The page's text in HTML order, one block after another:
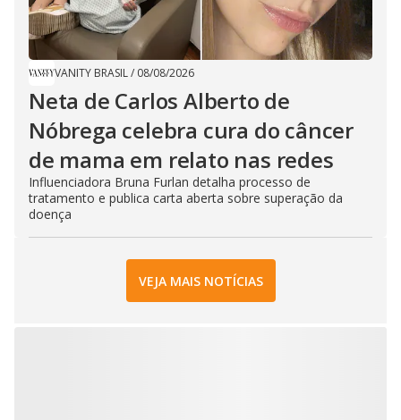
VANITY BRASIL/ 08/08/2026
Neta de Carlos Alberto de
Nóbrega celebra cura do câncer
de mama em relato nas redes
Influenciadora Bruna Furlan detalha processo de
tratamento e publica carta aberta sobre superação da
doença
VEJA MAIS NOTÍCIAS